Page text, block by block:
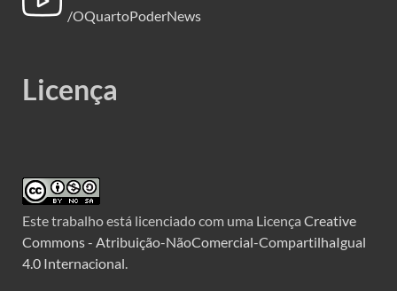
/OQuartoPoderNews
Licença
Este trabalho está licenciado com uma Licença Creative
Commons - Atribuição-NãoComercial-CompartilhaIgual
4.0 Internacional